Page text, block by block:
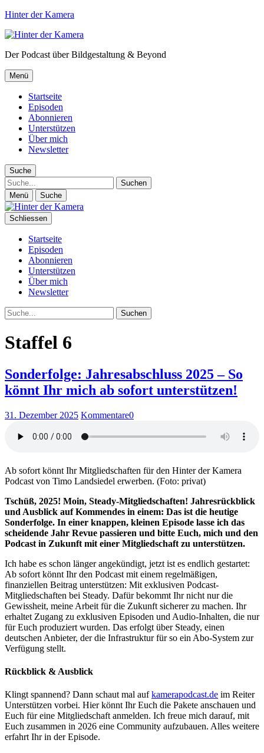
Hinter der Kamera
Der Podcast über Bildgestaltung & Beyond
Menü
Startseite
Episoden
Abonnieren
Unterstützen
Über mich
Newsletter
Suche
Suche
Menü Suche
Schliessen
Startseite
Episoden
Abonnieren
Unterstützen
Über mich
Newsletter
Suche
Staffel 6
Sonderfolge: Jahresabschluss 2025 – So
könnt Ihr mich ab sofort unterstützen!
31. Dezember 2025 Kommentare0
Ab sofort könnt Ihr Mitgliedschaften für den Hinter der Kamera
Podcast von Timo Landsiedel erwerben. (Foto: privat)
Tschüß, 2025! Moin, Steady-Mitgliedschaften! Jahresrückblick
und Ausblick auf Kommendes in einem: Das ist die heutige
Sonderfolge. In einer knappen, kleinen Episode lasse ich das
scheidende Jahr Revue passieren und bitte Euch, mich und den
Podcast in Zukunft mit einer Mitgliedschaft zu unterstützen.
Ich habe es schon länger angekündigt, jetzt ist es endlich gestartet:
Ab sofort könnt Ihr den Podcast mit einem regelmäßigen,
finanziellen Beitrag unterstützen: Mit exklusiven Podcast-
Mitgliedschaften bei Steady. Dafür bekommt Ihr nicht nur die
Gewissheit, meine Arbeit für die Zukunft sicherer zu machen. Ihr
erhaltet Zugang zu exklusiven Episoden und Audio-Inhalten, die nur
für Euch produziert wurden. Das erfolgt über Steady, einen
deutschen Anbieter, der die Infrastruktur für so ein Abo-System zur
Verfügung stellt.
Rückblick & Ausblick
Klingt spannend? Dann schaut mal aufkamerapodcast.de im Reiter
Unterstützen vorbei. Hier könnt Ihr Euch die Pakete anschauen und
Euch für eine Mitgliedschaft anmelden. Ich freue mich darauf, mit
Euch zusammen in 2026 eine Community aufzubauen. Alles weitere
erfahrt Ihr in der Episode.